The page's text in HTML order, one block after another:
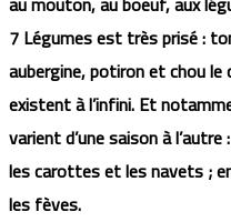
7 Légumes est très prisé :
aubergine, potiron et chou
existent à l’infini. Et
varient d’une saison à
les carottes et les navets ;
les fèves.